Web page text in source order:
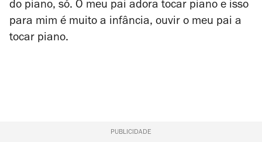
do piano, só. O meu pai adora tocar piano e isso
para mim é muito a infância, ouvir o meu pai a
tocar piano.
PUBLICIDADE